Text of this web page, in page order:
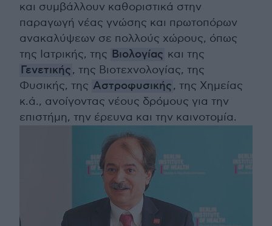
και συμβάλλουν καθοριστικά στην
παραγωγή νέας γνώσης και πρωτοπόρων
ανακαλύψεων σε πολλούς χώρους, όπως
της Ιατρικής, της Βιολογίας και της
Γενετικής, της Βιοτεχνολογίας, της
Φυσικής, της Αστροφυσικής, της Χημείας
κ.ά., ανοίγοντας νέους δρόμους για την
επιστήμη, την έρευνα και την καινοτομία.